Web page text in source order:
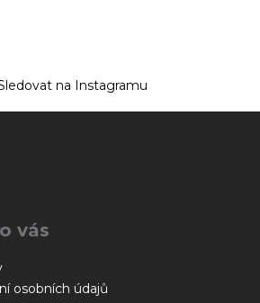
na Instagramu
vás
osobních údajů